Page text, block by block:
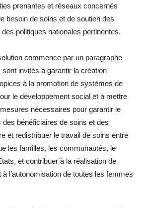
prenantes et réseaux concernés
besoin de soins et de soutien des
politiques nationales pertinentes.
commence par un paragraphe
invités à garantir la création
à la promotion de systèmes de
le développement social et à mettre
nécessaires pour garantir le
des bénéficiaires de soins et des
et redistribuer le travail de soins entre
les familles, les communautés, le
et contribuer à la réalisation de
à l’autonomisation de toutes les femmes